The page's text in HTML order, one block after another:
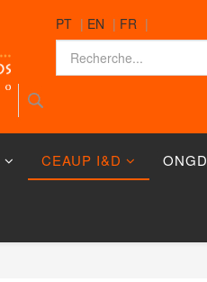
PT | EN | FR |
CEAUP I&D ONGD